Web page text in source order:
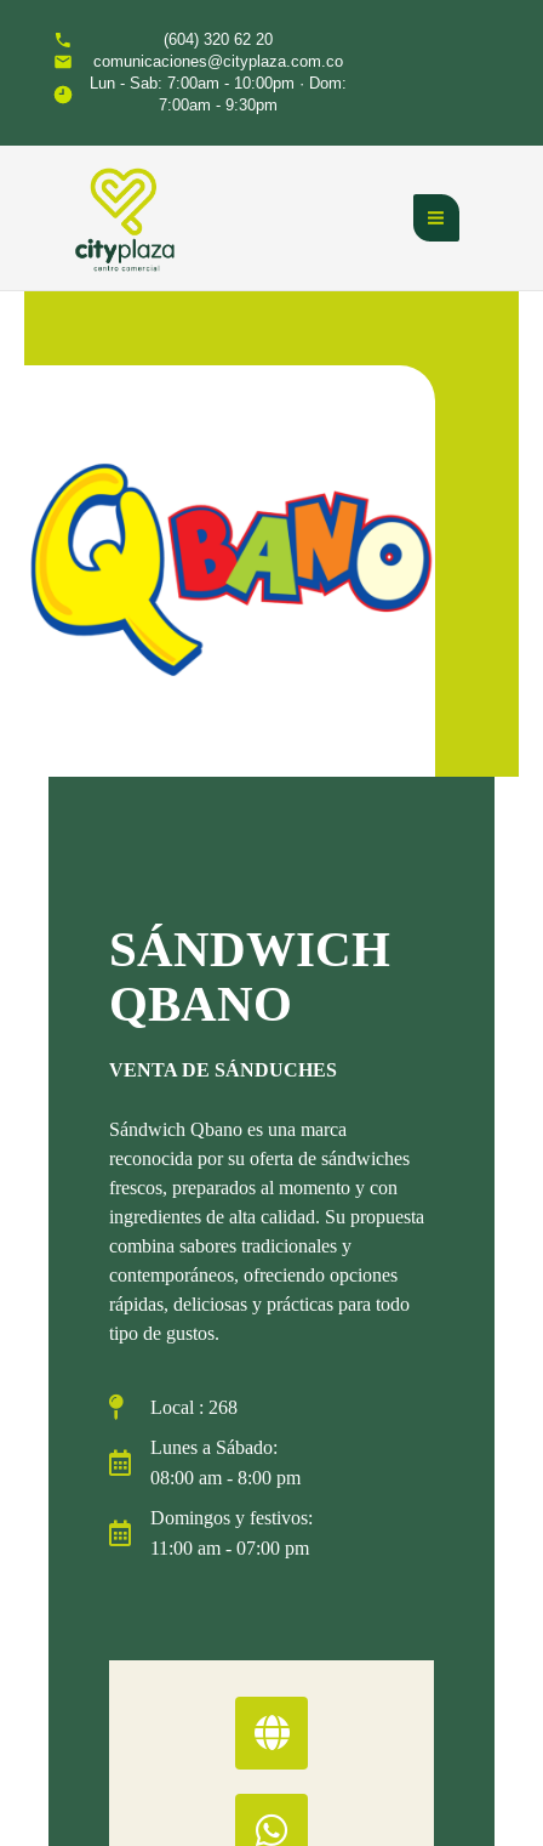
contenido
(604) 320 62 20
comunicaciones@cityplaza.com.co
Lun - Sab: 7:00am - 10:00pm · Dom:
7:00am - 9:30pm
SÁNDWICH
QBANO
VENTA DE SÁNDUCHES
Sándwich Qbano es una marca
reconocida por su oferta de sándwiches
frescos, preparados al momento y con
ingredientes de alta calidad. Su propuesta
combina sabores tradicionales y
contemporáneos, ofreciendo opciones
rápidas, deliciosas y prácticas para todo
tipo de gustos.
Local : 268
Lunes a Sábado:
08:00 am - 8:00 pm
Domingos y festivos:
11:00 am - 07:00 pm